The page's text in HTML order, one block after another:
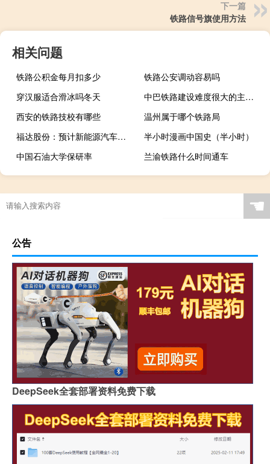
下一篇
铁路信号旗使用方法
相关问题
铁路公积金每月扣多少
铁路公安调动容易吗
穿汉服适合滑冰吗冬天
中巴铁路建设难度很大的主要原因是
西安的铁路技校有哪些
温州属于哪个铁路局
福达股份：预计新能源汽车电驱动系统齿轮制造项目投产时间将延迟到8月末
半小时漫画中国史（半小时）
中国石油大学保研率
兰渝铁路什么时间通车
☚
公告
DeepSeek全套部署资料免费下载